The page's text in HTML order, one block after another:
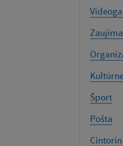
Šport
Pošta
Cintorín